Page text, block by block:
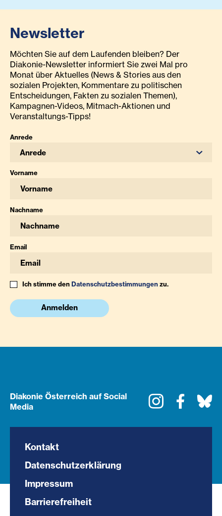
Newsletter
Möchten Sie auf dem Laufenden bleiben? Der
Diakonie-Newsletter informiert Sie zwei Mal pro
Monat über Aktuelles (News & Stories aus den
sozialen Projekten, Kommentare zu politischen
Entscheidungen, Fakten zu sozialen Themen),
Kampagnen-Videos, Mitmach-Aktionen und
Veranstaltungs-Tipps!
Anrede
Anrede
Vorname
Nachname
Email
Ich stimme denDatenschutzbestimmungenzu.
Anmelden
Diakonie Österreich auf Social
Media
Instagram
Kontakt
Datenschutzerklärung
Impressum
Barrierefreiheit